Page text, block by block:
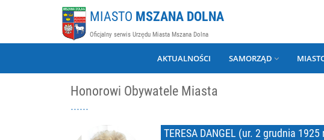
MIASTO MSZANA DOLNA
Oficjalny serwis Urzędu Miasta Mszana Dolna
AKTUALNOŚCI SAMORZĄD
Honorowi Obywatele Miasta
TERESA DANGEL (ur. 2 grudnia